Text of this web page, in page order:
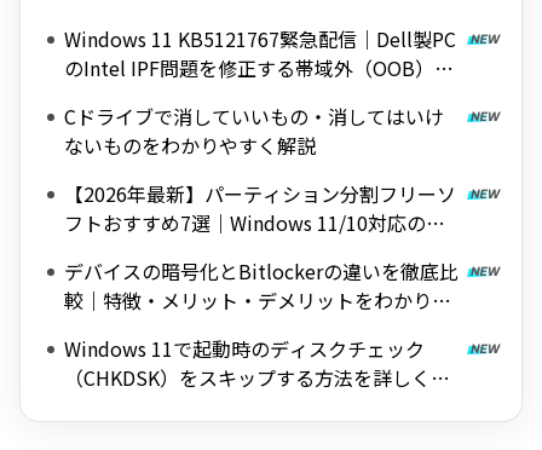
Windows 11 KB5121767緊急配信｜Dell製PC
のIntel IPF問題を修正する帯域外（OOB）ア
Cドライブで消していいもの・消してはいけ
ないものをわかりやすく解説
【2026年最新】パーティション分割フリーソ
フトおすすめ7選｜Windows 11/10対応の無
デバイスの暗号化とBitlockerの違いを徹底比
較｜特徴・メリット・デメリットをわかりや
Windows 11で起動時のディスクチェック
（CHKDSK）をスキップする方法を詳しく解